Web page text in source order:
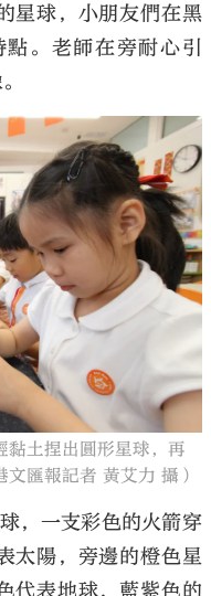
星球，小朋友們在黑
。老師在旁耐心引
黏土捏出圓形星球，再
匯報記者 黃艾力 攝）
，一支彩色的火箭穿
太陽，旁邊的橙色星
代表地球，藍紫色的